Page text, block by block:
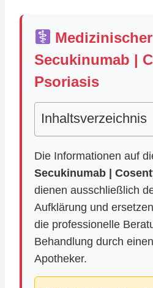
Secukinumab |
Psoriasis
Inhaltsverzeichnis
Die Informationen auf
Secukinumab |
dienen ausschließlich
Aufklärung und ersetzen
die professionelle
Behandlung durch
Apotheker.